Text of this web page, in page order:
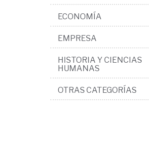
ECONOMÍA
EMPRESA
HISTORIA Y CIENCIAS
HUMANAS
OTRAS CATEGORÍAS